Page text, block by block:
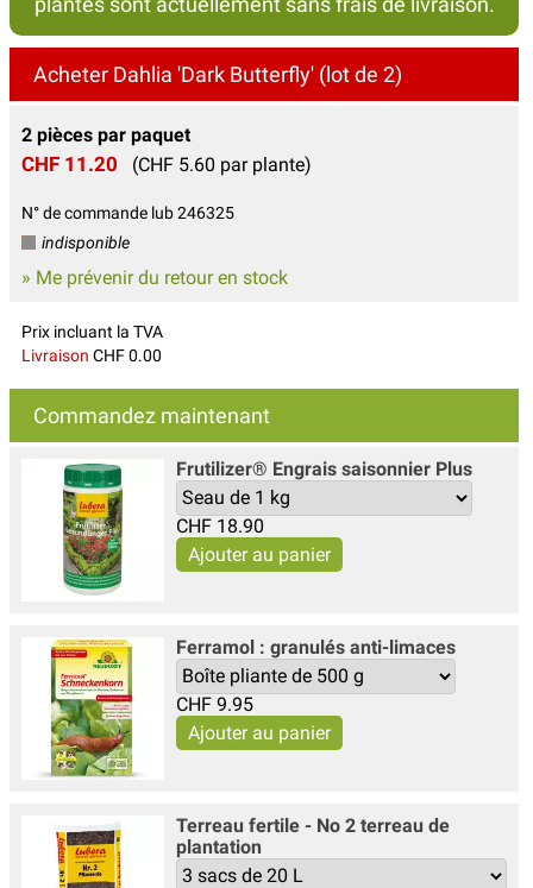
Acheter Dahlia 'Dark Butterfly' (lot de 2)
2 pièces par paquet
CHF 11.20 (CHF 5.60 par plante)
N° de commande lub 246325
indisponible
» Me prévenir du retour en stock
Prix incluant la TVA
Livraison CHF 0.00
Commandez maintenant
Frutilizer® Engrais saisonnier Plus
CHF 18.90
Ferramol : granulés anti-limaces
CHF 9.95
Terreau fertile - No 2 terreau de
plantation